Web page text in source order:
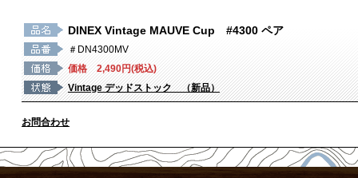
DINEX Vintage MAUVE Cup #4300 ペア
＃DN4300MV
価格 2,490円(税込)
Vintage デッドストック （新品）
お問合わせ